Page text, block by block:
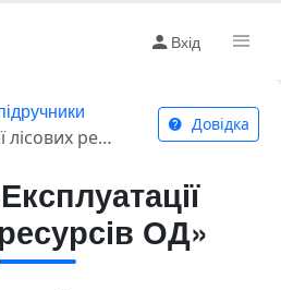
Вхід
ресурсів ОД»
Довідка
ОД»